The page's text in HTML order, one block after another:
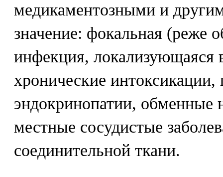
медикаментозными и
значение: фокальная (реже
инфекция, локализующаяся
хронические интоксикации,
эндокринопатии,
местные сосудистые
соединительной ткани.